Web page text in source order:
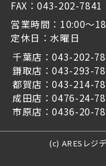
FAX：043-202-7841
営業時間：10:00～
定休日：水曜日
千葉店：043-202-
鎌取店：043-293-
都賀店：043-214-
成田店：0476-24-
市原店：0436-20-
(c) ARESレジ